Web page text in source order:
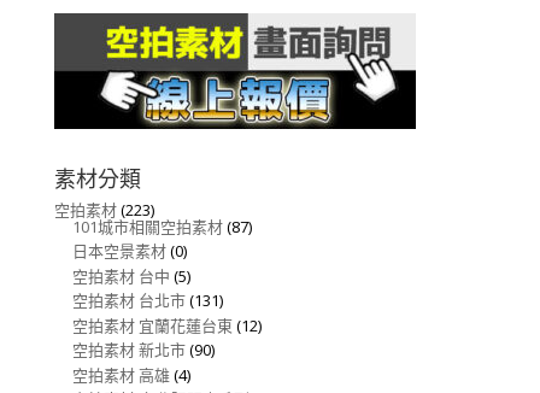
素材分類
空拍素材(223)
101城市相關空拍素材(87)
日本空景素材(0)
空拍素材 台中 (5)
空拍素材 台北市(131)
空拍素材 宜蘭花蓮台東(12)
空拍素材 新北市(90)
空拍素材 高雄 (4)